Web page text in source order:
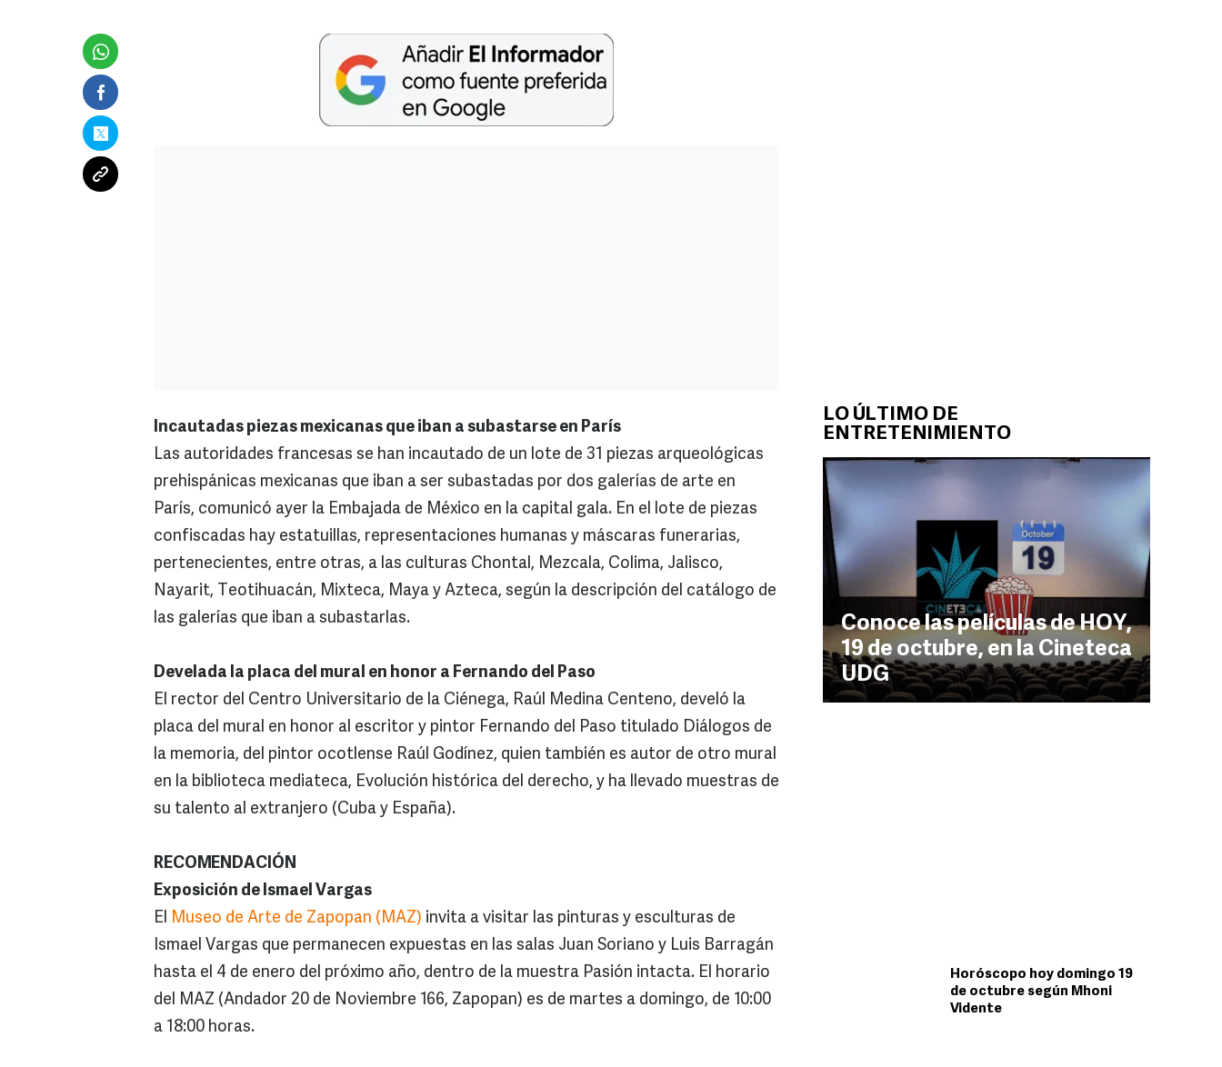
LO ÚLTIMO DE
ENTRETENIMIENTO
Conoce las películas de HOY,
19 de octubre, en la Cineteca
UDG
Horóscopo hoy domingo 19
de octubre según Mhoni
Vidente
Incautadas piezas mexicanas que iban a subastarse en París
Las autoridades francesas se han incautado de un lote de 31 piezas arqueológicas
prehispánicas mexicanas que iban a ser subastadas por dos galerías de arte en
París, comunicó ayer la Embajada de México en la capital gala. En el lote de piezas
confiscadas hay estatuillas, representaciones humanas y máscaras funerarias,
pertenecientes, entre otras, a las culturas Chontal, Mezcala, Colima, Jalisco,
Nayarit, Teotihuacán, Mixteca, Maya y Azteca, según la descripción del catálogo de
las galerías que iban a subastarlas.
Develada la placa del mural en honor a Fernando del Paso
El rector del Centro Universitario de la Ciénega, Raúl Medina Centeno, develó la
placa del mural en honor al escritor y pintor Fernando del Paso titulado Diálogos de
la memoria, del pintor ocotlense Raúl Godínez, quien también es autor de otro mural
en la biblioteca mediateca, Evolución histórica del derecho, y ha llevado muestras de
su talento al extranjero (Cuba y España).
RECOMENDACIÓN
Exposición de Ismael Vargas
El Museo de Arte de Zapopan (MAZ) invita a visitar las pinturas y esculturas de
Ismael Vargas que permanecen expuestas en las salas Juan Soriano y Luis Barragán
hasta el 4 de enero del próximo año, dentro de la muestra Pasión intacta. El horario
del MAZ (Andador 20 de Noviembre 166, Zapopan) es de martes a domingo, de 10:00
a 18:00 horas.